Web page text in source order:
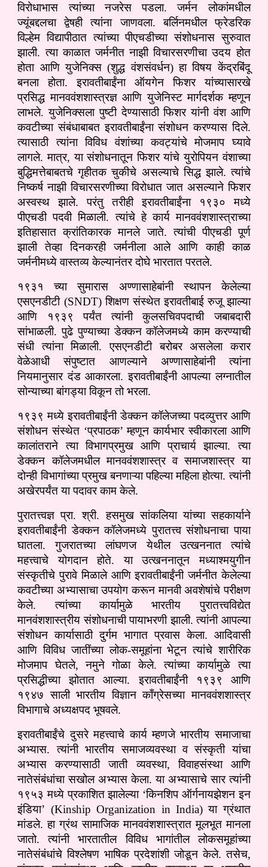
विरोधाभास त्यांच्या नजरेस पडला. जर्मन लोकांमधील
ज्यूंबद्दलचा द्वेषही त्यांना जाणवला. बर्लिनमधील फ्रेडरिक
विल्हेम विद्यापीठात त्यांच्या पीएचडीच्या संशोधनास सुरुवात
झाली. त्या काळात जर्मनीत नाझी विचारसरणीचा उदय होत
होता आणि युजेनिक्स (शुद्ध वंशसंवर्धन) हा विषय केंद्रबिंदू
बनला होता. इरावतीबाईंना ऑयगेन फिशर यांच्यासारखे
प्रसिद्ध मानववंशशास्त्रज्ञ आणि युजेनिस्ट मार्गदर्शक म्हणून
लाभले. युजेनिक्सला पुष्टी देण्यासाठी फिशर यांनी वंश आणि
कवटीच्या संबंधाबाबत इरावतीबाईंना संशोधन करण्यास दिले.
त्यासाठी त्यांना विविध वंशांच्या कवट्यांचे मोजमाप घ्यावे
लागले. मात्र, या संशोधनातून फिशर यांचे युरोपियन वंशाच्या
बुद्धिमत्तेबाबतचे गृहीतक चुकीचे असल्याचे सिद्ध झाले. त्यांचे
निष्कर्ष नाझी विचारसरणीच्या विरोधात जात असल्याने फिशर
अस्वस्थ झाले. परंतु तरीही इरावतीबाईंना १९३० मध्ये
पीएचडी पदवी मिळाली. त्यांचे हे कार्य मानववंशशास्त्राच्या
इतिहासात क्रांतिकारक मानले जाते. त्यांची पीएचडी पूर्ण
झाली तेव्हा दिनकरही जर्मनीला आले आणि काही काळ
जर्मनीमध्ये वास्तव्य केल्यानंतर दोघे भारतात परतले.
१९३१ च्या सुमारास अण्णासाहेबांनी स्थापन केलेल्या
एसएनडीटी (SNDT) शिक्षण संस्थेत इरावतीबाई रुजू झाल्या
आणि १९३९ पर्यंत त्यांनी कुलसचिवपदाची जबाबदारी
सांभाळली. पुढे पुण्याच्या डेक्कन कॉलेजमध्ये काम करण्याची
संधी त्यांना मिळाली. एसएनडीटी बरोबर असलेला करार
वेळेआधी संपुष्टात आणल्याने अण्णासाहेबांनी त्यांना
नियमानुसार दंड आकारला. इरावतीबाईंनी आपल्या लग्नातील
सोन्याच्या बांगड्या विकून तो भरला.
१९३९ मध्ये इरावतीबाईंनी डेक्कन कॉलेजच्या पदव्युत्तर आणि
संशोधन संस्थेत ‘प्रपाठक’ म्हणून कार्यभार स्वीकारला आणि
कालांतराने त्या विभागप्रमुख आणि प्राचार्य झाल्या. त्या
डेक्कन कॉलेजमधील मानववंशशास्त्र व समाजशास्त्र या
दोन्ही विभागांच्या प्रमुख बनणाऱ्या पहिल्या महिला होत्या. त्यांनी
अखेरपर्यंत या पदावर काम केले.
पुरातत्त्वज्ञ प्रा. श्री. हसमुख सांकलिया यांच्या सहकार्याने
इरावतीबाईंनी डेक्कन कॉलेजमध्ये पुरातत्त्व संशोधनाचा पाया
घातला. गुजरातच्या लांघणज येथील उत्खननात त्यांचे
महत्त्वाचे योगदान होते. या उत्खननातून मध्याश्मयुगीन
संस्कृतीचे पुरावे मिळाले आणि इरावतीबाईंनी जर्मनीत केलेल्या
कवटीच्या अभ्यासाचा उपयोग करून मानवी अवशेषांचे परीक्षण
केले. त्यांच्या कार्यामुळे भारतीय पुरातत्त्वविद्येत
मानवंशशास्त्रीय संशोधनाची पायाभरणी झाली. त्यांनी आपल्या
संशोधन कार्यासाठी दुर्गम भागात प्रवास केला. आदिवासी
आणि विविध जातींच्या लोक-समूहांना भेटून त्यांचे शारीरिक
मोजमाप घेतले, नमुने गोळा केले. त्यांच्या कार्यामुळे त्या
प्रसिद्धीच्या झोतात आल्या. इरावतीबाईंनी १९३९ आणि
१९४७ साली भारतीय विज्ञान काँग्रेसच्या मानववंशशास्त्र
विभागाचे अध्यक्षपद भूषवले.
इरावतीबाईंचे दुसरे महत्त्वाचे कार्य म्हणजे भारतीय समाजाचा
अभ्यास. त्यांनी भारतीय समाजव्यवस्था व संस्कृती यांचा
अभ्यास करण्यासाठी जाती व्यवस्था, विवाहसंस्था आणि
नातेसंबंधांचा सखोल अभ्यास केला. या अभ्यासाचे सार त्यांनी
१९५३ मध्ये प्रकाशित झालेल्या ‘किनशिप ऑर्गनायझेशन इन
इंडिया’ (Kinship Organization in India) या ग्रंथात
मांडले. हा ग्रंथ सामाजिक मानववंशशास्त्रात मूलभूत मानला
जातो. त्यांनी भारतातील विविध भागांतील लोकसमूहांच्या
नातेसंबंधांचे विश्लेषण भाषिक प्रदेशांशी जोडून केले. तसेच,